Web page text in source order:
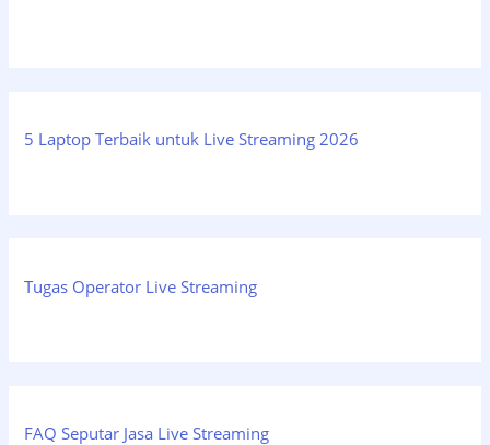
5 Laptop Terbaik untuk Live Streaming 2026
Tugas Operator Live Streaming
FAQ Seputar Jasa Live Streaming